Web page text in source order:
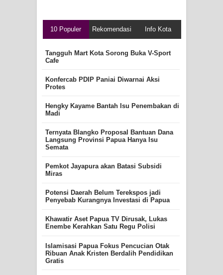
10 Populer Rekomendasi Info Kota
Tangguh Mart Kota Sorong Buka V-Sport
Cafe
Konfercab PDIP Paniai Diwarnai Aksi
Protes
Hengky Kayame Bantah Isu Penembakan di
Madi
Ternyata Blangko Proposal Bantuan Dana
Langsung Provinsi Papua Hanya Isu
Semata
Pemkot Jayapura akan Batasi Subsidi
Miras
Potensi Daerah Belum Terekspos jadi
Penyebab Kurangnya Investasi di Papua
Khawatir Aset Papua TV Dirusak, Lukas
Enembe Kerahkan Satu Regu Polisi
Islamisasi Papua Fokus Pencucian Otak
Ribuan Anak Kristen Berdalih Pendidikan
Gratis